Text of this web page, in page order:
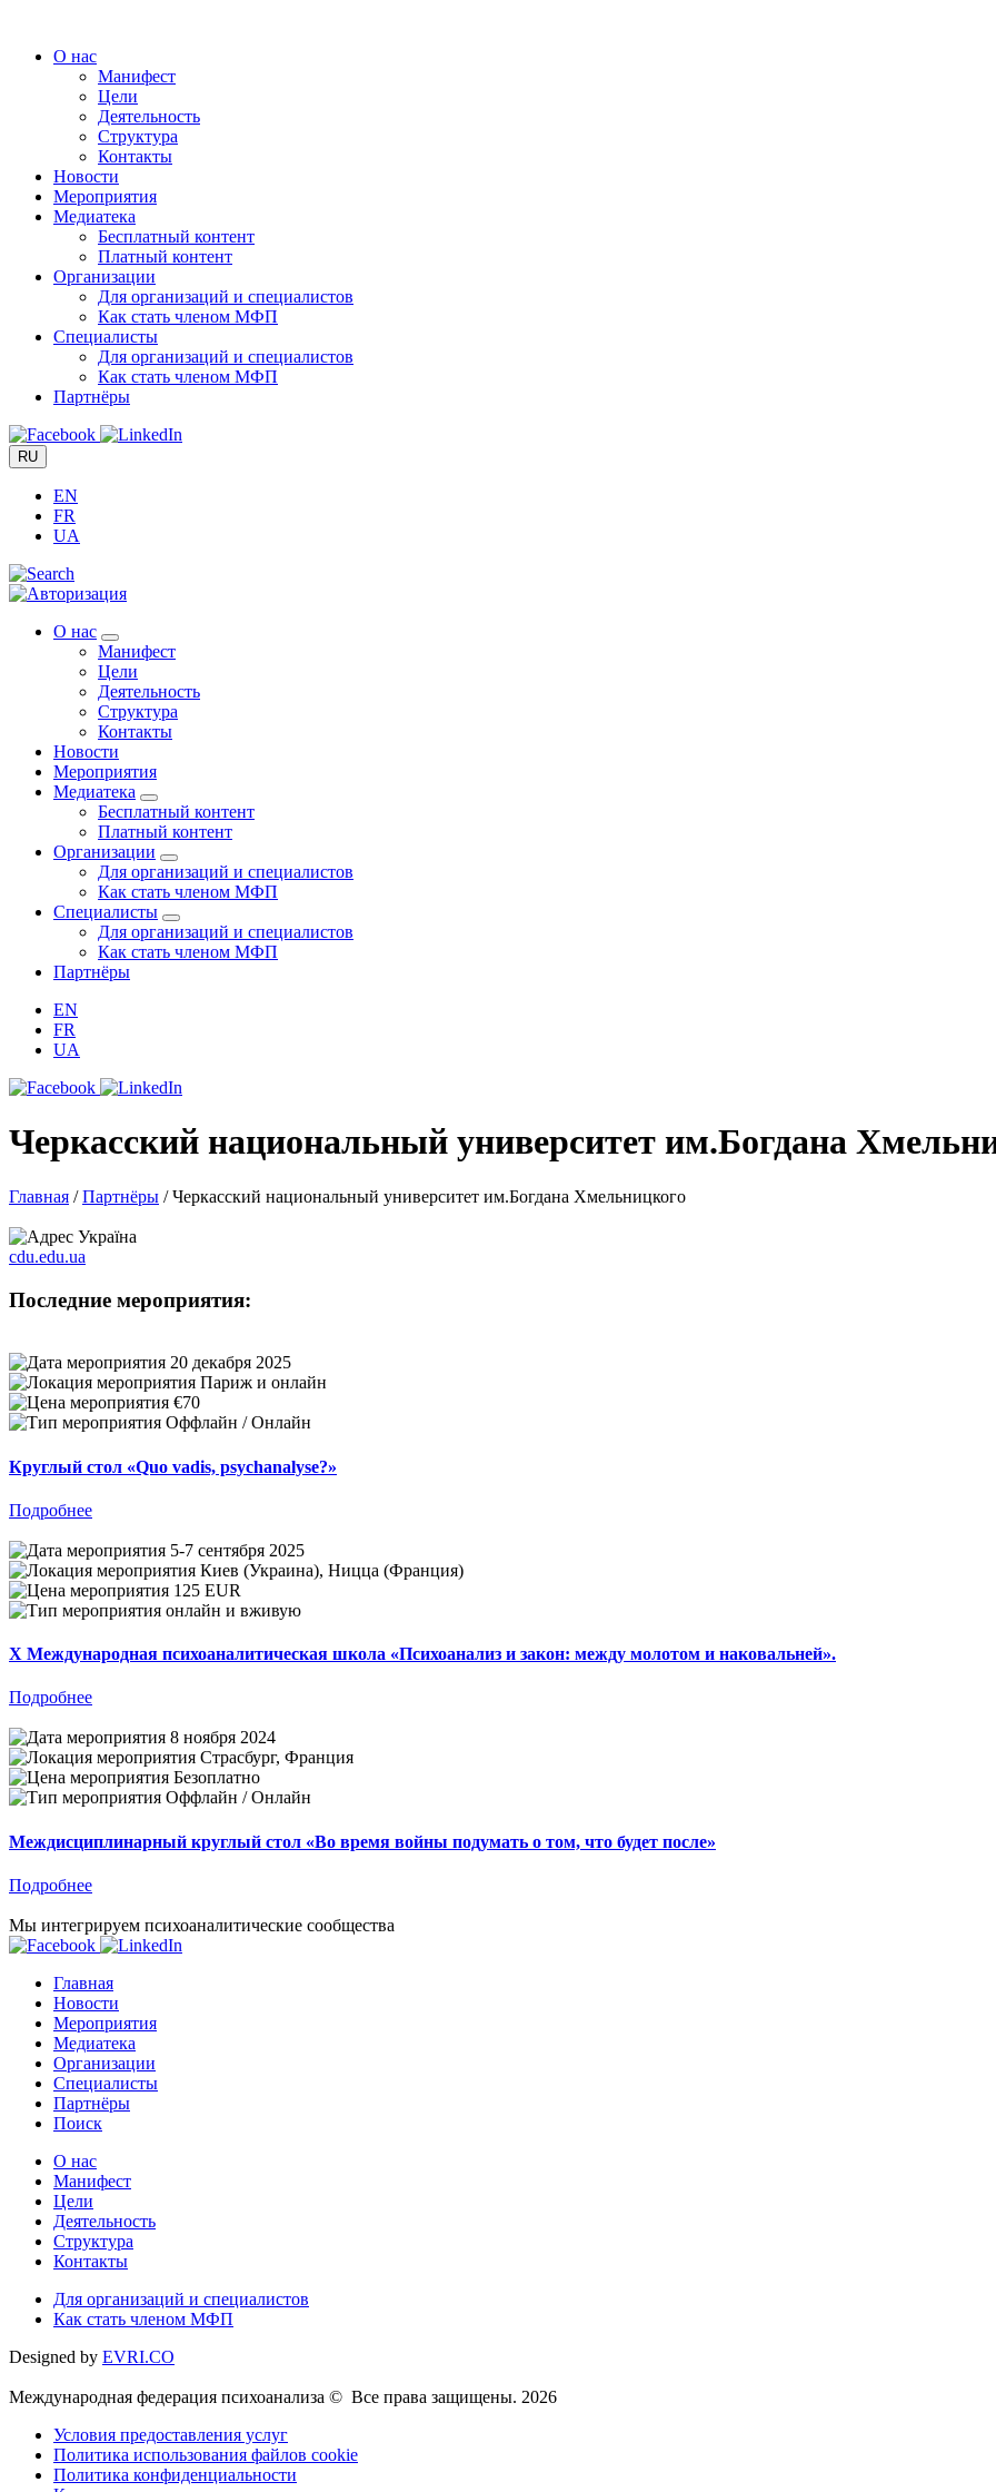
содержимому
О нас
Манифест
Цели
Деятельность
Структура
Контакты
Новости
Мероприятия
Медиатека
Бесплатный контент
Платный контент
Организации
Для организаций и специалистов
Как стать членом МФП
Специалисты
Для организаций и специалистов
Как стать членом МФП
Партнёры
RU
EN
FR
UA
О нас
Манифест
Цели
Деятельность
Структура
Контакты
Новости
Мероприятия
Медиатека
Бесплатный контент
Платный контент
Организации
Для организаций и специалистов
Как стать членом МФП
Специалисты
Для организаций и специалистов
Как стать членом МФП
Партнёры
EN
FR
UA
Черкасский национальный университет им.Богдана
Главная /Партнёры /Черкасский национальный университет им.Богдана Хмельницкого
Україна
cdu.edu.ua
Последние мероприятия:
20 декабря 2025
Париж и онлайн
€70
Оффлайн / Онлайн
Круглый стол «Quo vadis, psychanalyse?»
Подробнее
5-7 сентября 2025
Киев (Украина), Ницца (Франция)
125 EUR
онлайн и вживую
X Международная психоаналитическая школа «Психоанализ и закон: между молотом и наковальней».
Подробнее
8 ноября 2024
Страсбург, Франция
Безоплатно
Оффлайн / Онлайн
Междисциплинарный круглый стол «Во время войны подумать о том, что будет после»
Подробнее
Мы интегрируем психоаналитические сообщества
Главная
Новости
Мероприятия
Медиатека
Организации
Специалисты
Партнёры
Поиск
О нас
Манифест
Цели
Деятельность
Структура
Контакты
Для организаций и специалистов
Как стать членом МФП
Designed by EVRI.CO
Международная федерация психоанализа © Все права защищены. 2026
Условия предоставления услуг
Политика использования файлов cookie
Политика конфиденциальности